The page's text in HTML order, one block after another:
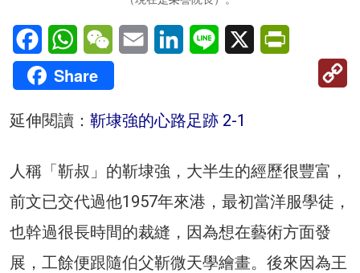
FacebookWhatsAppWeChatEmail LinkedInLine X
Share
延伸閱讀： 靳埭強的心路足跡 2-1
人稱「靳叔」的靳埭強，大半生的經歷很豐富，
前文已交代過他1957年來港，最初當洋服學徒，
也幹過很長時間的裁縫，因為想在藝術方面發
展，工餘便跟隨伯父靳微天學繪畫。後來因為王